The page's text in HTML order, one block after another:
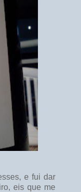
e fui dar
eis que me